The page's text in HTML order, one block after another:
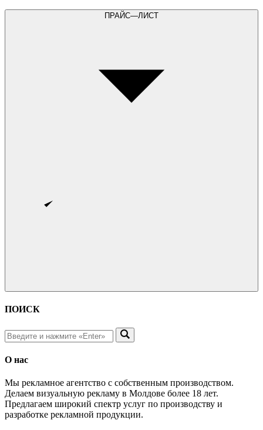
ПРАЙС—ЛИСТ
ПОИСК
О нас
Мы рекламное агентство с собственным производством.
Делаем визуальную рекламу в Молдове более 18 лет.
Предлагаем широкий спектр услуг по производству и
разработке рекламной продукции.